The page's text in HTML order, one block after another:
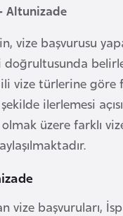
Altunizade
vize başvurusu
doğrultusunda
vize türlerine göre
ilerlemesi
üzere farklı
vize başvuruları,